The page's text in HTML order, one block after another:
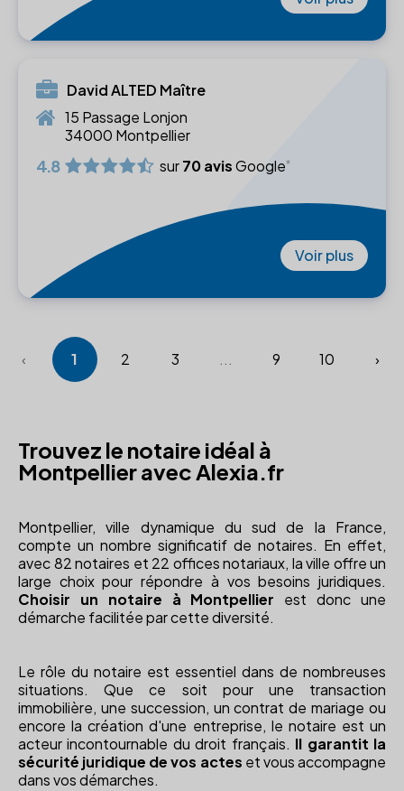
David ALTED Maître
15 Passage Lonjon
34000 Montpellier
4.8 sur70 avisGoogle
Voir plus
‹ 1 2 3 ... 9 10 ›
Trouvez le notaire idéal à
Montpellier avec Alexia.fr
Montpellier, ville dynamique du sud de la France,
compte un nombre significatif de notaires. En effet,
avec 82 notaires et 22 offices notariaux, la ville offre un
large choix pour répondre à vos besoins juridiques.
Choisir un notaire à Montpellier est donc une
démarche facilitée par cette diversité.
Le rôle du notaire est essentiel dans de nombreuses
situations. Que ce soit pour une transaction
immobilière, une succession, un contrat de mariage ou
encore la création d'une entreprise, le notaire est un
acteur incontournable du droit français. Il garantit la
sécurité juridique de vos actes et vous accompagne
dans vos démarches.